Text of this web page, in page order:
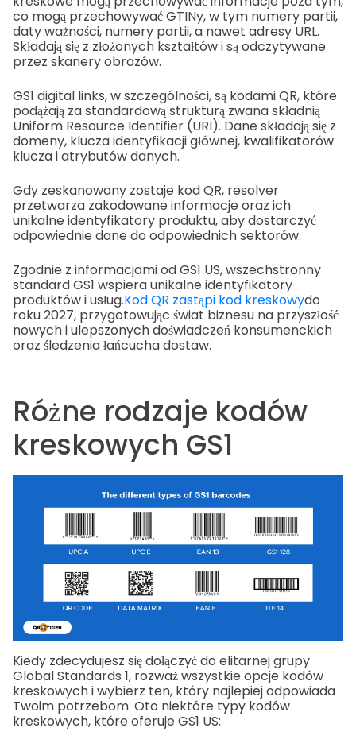
co mogą przechowywać GTINy, w tym numery partii,
daty ważności, numery partii, a nawet adresy URL.
Składają się z złożonych kształtów i są odczytywane
przez skanery obrazów.
GS1 digital links, w szczególności, są kodami QR, które
podążają za standardową strukturą zwana składnią
Uniform Resource Identifier (URI). Dane składają się z
domeny, klucza identyfikacji głównej, kwalifikatorów
klucza i atrybutów danych.
Gdy zeskanowany zostaje kod QR, resolver
przetwarza zakodowane informacje oraz ich
unikalne identyfikatory produktu, aby dostarczyć
odpowiednie dane do odpowiednich sektorów.
Zgodnie z informacjami od GS1 US, wszechstronny
standard GS1 wspiera unikalne identyfikatory
produktów i usług.Kod QR zastąpi kod kreskowydo
roku 2027, przygotowując świat biznesu na przyszłość
nowych i ulepszonych doświadczeń konsumenckich
oraz śledzenia łańcucha dostaw.
Różne rodzaje kodów
kreskowych GS1
Kiedy zdecydujesz się dołączyć do elitarnej grupy
Global Standards 1, rozważ wszystkie opcje kodów
kreskowych i wybierz ten, który najlepiej odpowiada
Twoim potrzebom. Oto niektóre typy kodów
kreskowych, które oferuje GS1 US: